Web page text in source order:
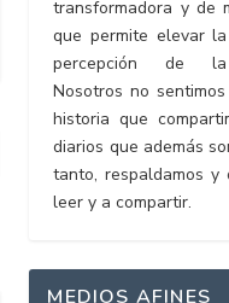
transformadora y de
que permite elevar
percepción de la
Nosotros no
historia que
diarios que además
tanto, respaldamos y
leer y a compartir.
MEDIOS AFINES